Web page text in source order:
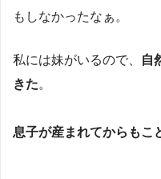
もしなかったなぁ。
私には妹がいるので、
自
きた。
息子が産まれてからもこ